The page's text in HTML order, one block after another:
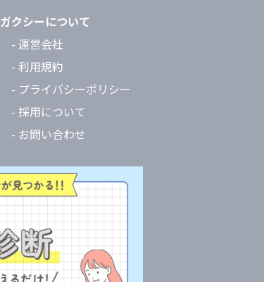
ガクシーについて
- 運営会社
- 利用規約
- プライバシーポリシー
- 採用について
- お問い合わせ